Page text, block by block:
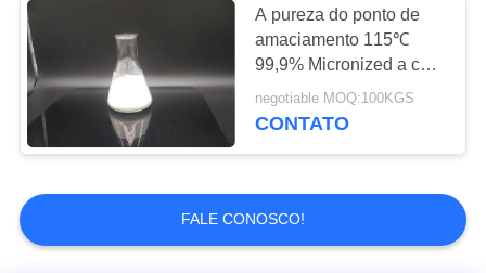
A pureza do ponto de
amaciamento 115℃
99,9% Micronized a cera
do polietileno
negotiable MOQ:100KGS
CONTATO
FALE CONOSCO!